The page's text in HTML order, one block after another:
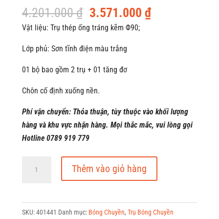
4.201.000₫ Giá
gốc
4.201.000 ₫.
3.571.000 ₫Giá
Vật liệu: Trụ thép ống tráng kẽm Φ90;
Lớp phủ: Sơn tĩnh điện màu trắng
01 bộ bao gồm 2 trụ + 01 tăng đơ
Chôn cố định xuống nền.
Phí vận chuyển: Thỏa thuận, tùy thuộc vào khối lượng
hàng và khu vực nhận hàng. Mọi thắc mắc, vui lòng gọi
Hotline 0789 919 779
Trường
Học
Thêm vào giỏ hàng
SKU:401441 Danh mục: Bóng Chuyền, Trụ Bóng Chuyền